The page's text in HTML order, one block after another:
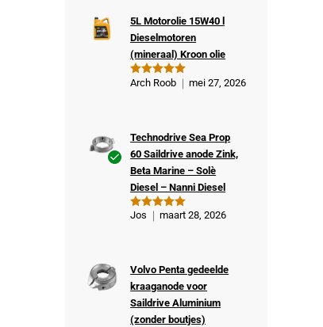
Gewaardeer
5L Motorolie 15W40 l
Dieselmotoren
(mineraal) Kroon olie
Arch Roob mei 27, 2026
Gewaardeer
Technodrive Sea Prop
60 Saildrive anode Zink,
Beta Marine – Solè
Diesel – Nanni Diesel
Jos maart 28, 2026
Volvo Penta gedeelde
kraaganode voor
Saildrive Aluminium
(zonder boutjes)